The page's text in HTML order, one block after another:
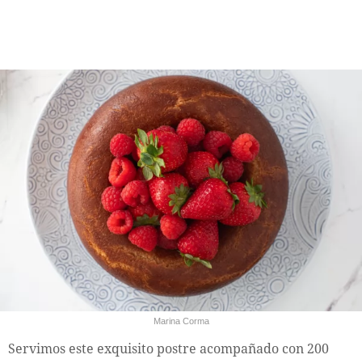
Marina Corma
Servimos este exquisito postre acompañado con 200